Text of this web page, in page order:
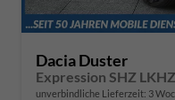
Dacia Duster
Expression SHZ
unverbindliche Lieferzeit: 3